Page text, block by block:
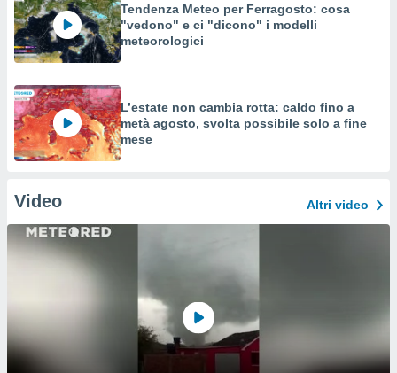
Tendenza Meteo per Ferragosto: cosa
"vedono" e ci "dicono" i modelli
meteorologici
L’estate non cambia rotta: caldo fino a
metà agosto, svolta possibile solo a fine
mese
Video Altri video